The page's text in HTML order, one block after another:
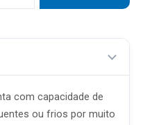
com capacidade de
ou frios por muito